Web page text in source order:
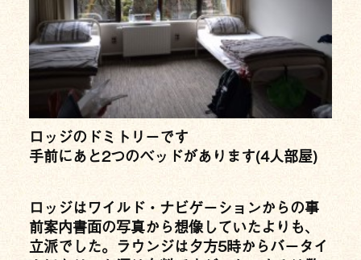
ロッジのドミトリーです
手前にあと2つのベッドがあります(4人部屋)
ロッジはワイルド・ナビゲーションからの事
前案内書面の写真から想像していたよりも、
立派でした。ラウンジは夕方5時からバータイ